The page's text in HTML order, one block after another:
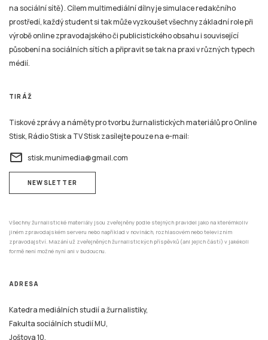
na sociální sítě). Cílem multimediální dílny je simulace redakčního
prostředí, každý student si tak může vyzkoušet všechny základní role při
výrobě online zpravodajského či publicistického obsahu i související
působení na sociálních sítích a připravit se tak na praxi v různých typech
médií.
TIRÁŽ
Tiskové zprávy a náměty pro tvorbu žurnalistických materiálů pro Online
Stisk, Rádio Stisk a TV Stisk zasílejte pouze na e-mail:
email stisk.munimedia@gmail.com
NEWSLETTER
Všechny žurnalistické materiály jsou zveřejněny podle stejných pravidel jako na kterémkoliv
jiném zpravodajském serveru nebo například v novinách, rozhlasovém nebo televizním
zpravodajství. Mazání už zveřejněných žurnalistických příspěvků (ani jejich částí) v jakékoli
formě není možné nyní ani v budoucnu.
ADRESA
Katedra mediálních studií a žurnalistiky,
Fakulta sociálních studií MU,
Joštova 10,